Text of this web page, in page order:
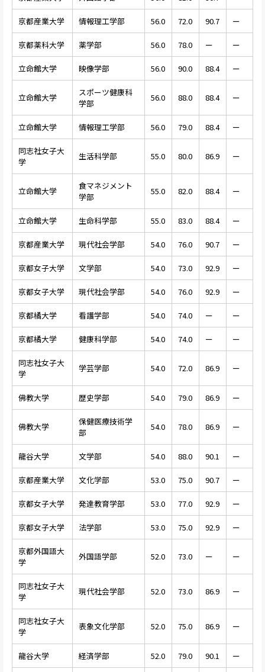
京都産業大学 情報理工学部 56.0 72.0 90.7 ー
京都薬科大学 薬学部 56.0 78.0 ー ー
立命館大学 映像学部 56.0 90.0 88.4 ー
立命館大学
スポーツ健康科
学部
56.0 88.0 88.4 ー
立命館大学 情報理工学部 56.0 79.0 88.4 ー
同志社女子大
学
生活科学部 55.0 80.0 86.9 ー
立命館大学
食マネジメント
学部
55.0 82.0 88.4 ー
立命館大学 生命科学部 55.0 83.0 88.4 ー
京都産業大学 現代社会学部 54.0 76.0 90.7 ー
京都女子大学 文学部 54.0 73.0 92.9 ー
京都女子大学 現代社会学部 54.0 76.0 92.9 ー
京都橘大学 看護学部 54.0 74.0 ー ー
京都橘大学 健康科学部 54.0 74.0 ー ー
同志社女子大
学
学芸学部 54.0 72.0 86.9 ー
佛教大学 歴史学部 54.0 79.0 86.9 ー
佛教大学
保健医療技術学
部
54.0 78.0 86.9 ー
龍谷大学 文学部 54.0 88.0 90.1 ー
京都産業大学 文化学部 53.0 75.0 90.7 ー
京都女子大学 発達教育学部 53.0 77.0 92.9 ー
京都女子大学 法学部 53.0 75.0 92.9 ー
京都外国語大
学
外国語学部 52.0 73.0 ー ー
同志社女子大
学
現代社会学部 52.0 73.0 86.9 ー
同志社女子大
学
表象文化学部 52.0 75.0 86.9 ー
龍谷大学 経済学部 52.0 79.0 90.1 ー